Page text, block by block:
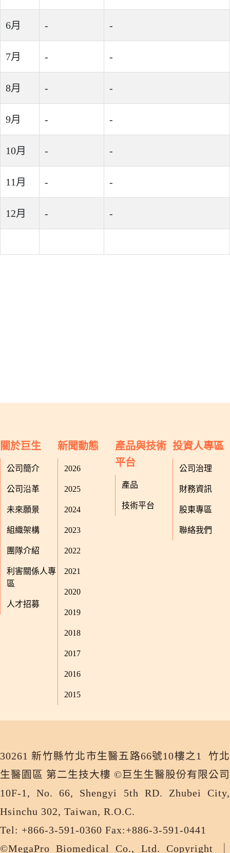
6月 - -
7月 - -
8月 - -
9月 - -
10月 - -
11月 - -
12月 - -
關於巨生
公司簡介
公司沿革
未來願景
組織架構
團隊介紹
利害關係人專
區
人才招募
新聞動態
2026
2025
2024
2023
2022
2021
2020
2019
2018
2017
2016
2015
產品與技術
平台
產品
技術平台
投資人專區
公司治理
財務資訊
股東專區
聯絡我們
30261 新竹縣竹北市生醫五路66號10樓之1 竹北
生醫園區 第二生技大樓 ©巨生生醫股份有限公司
10F-1, No. 66, Shengyi 5th RD. Zhubei City,
Hsinchu 302, Taiwan, R.O.C.
Tel: +866-3-591-0360 Fax:+886-3-591-0441
©MegaPro Biomedical Co., Ltd. Copyright ｜